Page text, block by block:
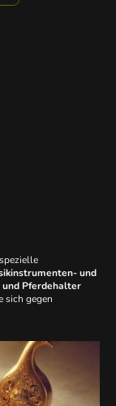
und
Pferdehalter
sich gegen